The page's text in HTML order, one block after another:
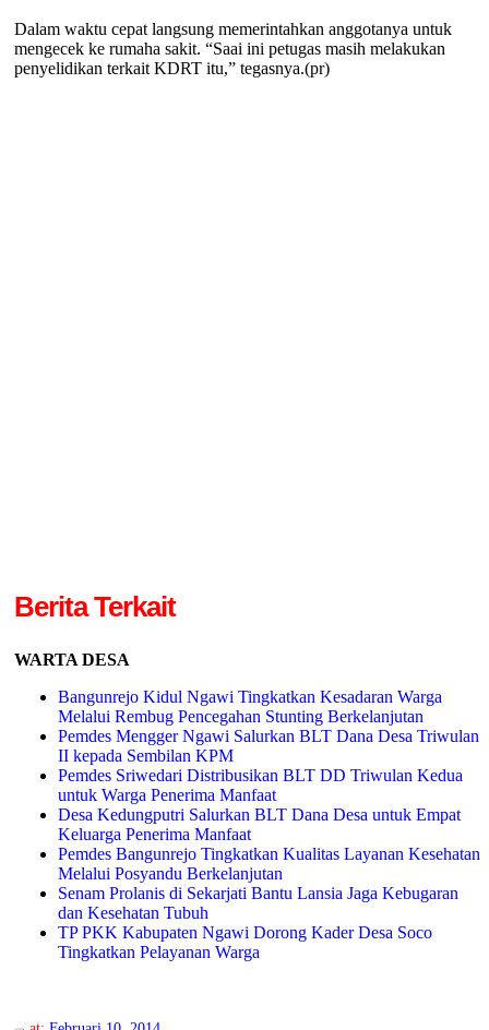
Dalam waktu cepat langsung memerintahkan anggotanya untuk
mengecek ke rumaha sakit. “Saai ini petugas masih melakukan
penyelidikan terkait KDRT itu,” tegasnya.(pr)
Berita Terkait
WARTA DESA
Bangunrejo Kidul Ngawi Tingkatkan Kesadaran Warga
Melalui Rembug Pencegahan Stunting Berkelanjutan
Pemdes Mengger Ngawi Salurkan BLT Dana Desa Triwulan
II kepada Sembilan KPM
Pemdes Sriwedari Distribusikan BLT DD Triwulan Kedua
untuk Warga Penerima Manfaat
Desa Kedungputri Salurkan BLT Dana Desa untuk Empat
Keluarga Penerima Manfaat
Pemdes Bangunrejo Tingkatkan Kualitas Layanan Kesehatan
Melalui Posyandu Berkelanjutan
Senam Prolanis di Sekarjati Bantu Lansia Jaga Kebugaran
dan Kesehatan Tubuh
TP PKK Kabupaten Ngawi Dorong Kader Desa Soco
Tingkatkan Pelayanan Warga